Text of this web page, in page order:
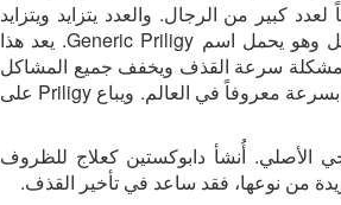
كبير من الرجال. والعدد يتزايد ويتزايد
ليصبح مشكلة عالمية. وتم العثور على الحل وهو يحمل اسم Generic Priligy. يعد هذا
مشكلة سرعة القذف ويخفف جميع المشاكل
المرتبطة به. وهذا ما إشتهر به الدواء ليصبح بسرعة معروفاً في العالم. ويباع Priligy على
الأصلي. أُنشأ دابوكستين كعلاج للظروف
من نوعها، فقد ساعد في تأخير القذف.